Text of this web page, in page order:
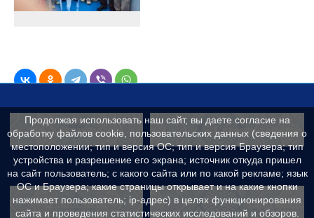
Контакты Сведения об
Реквизиты
Продолжая использовать наш сайт, вы даете согласие на
обработку файлов cookie, пользовательских данных (сведения о
местоположении; тип и версия ОС; тип и версия Браузера; тип
устройства и разрешение его экрана; источник откуда пришел
на сайт пользователь; с какого сайта или по какой рекламе; язык
ОС и Браузера; какие страницы открывает и на какие кнопки
нажимает пользователь; ip-адрес) в целях функционирования
сайта и проведения статистических исследований и обзоров.